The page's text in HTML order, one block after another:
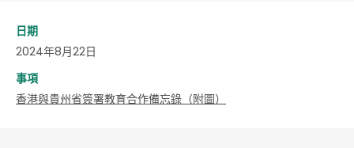
日期
2024年8月22日
事項
香港與貴州省簽署教育合作備忘錄（附圖）